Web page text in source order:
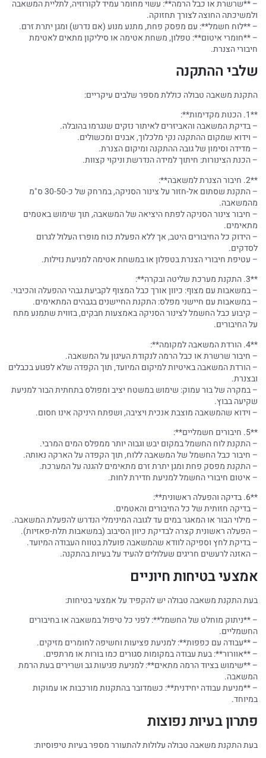
– **שרשרת או כבל הרמה**: עשוי מחומר עמיד לקורוזיה, לתליית המשאבה
ולמשיכתה החוצה לצורך תחזוקה.
– **לוח חשמל**: עם מפסק פחת, מתנע מנוע (אם נדרש) ומגן יתרת זרם.
– **חומרי איטום**: טפלון, משחת אטימה או סיליקון מתאים לאטימת
חיבורי הצנרת.
שלבי ההתקנה
התקנת משאבה טבולה כוללת מספר שלבים עיקריים:
**1. הכנות מקדימות**:
– בדיקת המשאבה והאביזרים לאיתור נזקים שנגרמו בהובלה.
– וידוא שמקום ההתקנה נקי מלכלוך, אבנים ומכשולים.
– מדידה וסימון של גובה ההתקנה ומיקום הצנרת.
– הכנת הצינורות: חיתוך למידה הנדרשת וניקוי קצוות.
**2. חיבור הצנרת למשאבה**:
– התקנת שסתום אל-חזור על צינור הסניקה, במרחק של כ-30-50 ס"מ
מהמשאבה.
– חיבור צינור הסניקה לפתח היציאה של המשאבה, תוך שימוש באטמים
מתאימים.
– הידוק כל החיבורים היטב, אך ללא הפעלת כוח מופרז העלול לגרום
לסדקים.
– עטיפת חיבורי הצנרת בטפלון או במשחת אטימה למניעת נזילות.
**3. התקנת מערכת שליטה ובקרה**:
– במשאבות עם מצוף: כיוון אורך כבל המצוף לקביעת גבהי ההפעלה והכיבוי.
– במשאבות עם חיישני מפלס: התקנת החיישנים בגבהים המתאימים.
– קיבוע כבל החשמל לצינור הסניקה באמצעות חבקים, בזווית שתמנע מתח
על החיבורים.
**4. הורדת המשאבה למקומה**:
– חיבור שרשרת או כבל הרמה לנקודת העיגון על המשאבה.
– הורדת המשאבה באיטיות למיקום המיועד, תוך הקפדה שלא לפגוע בכבלים
ובצנרת.
– במקרה של בור עמוק: שימוש במשטח יציב ומפולס בתחתית הבור למניעת
שקיעה בבוץ.
– וידוא שהמשאבה מוצבת אנכית ויציבה, ושפתח היניקה אינו חסום.
**5. חיבורים חשמליים**:
– התקנת לוח החשמל במקום יבש וגבוה יותר ממפלס המים המרבי.
– חיבור כבל החשמל של המשאבה ללוח, תוך הקפדה על הארקה נאותה.
– התקנת מפסק פחת ומגן יתרת זרם מתאימים להגנה על המערכת.
– איטום חיבורי החשמל למניעת חדירת לחות.
**6. בדיקה והפעלה ראשונית**:
– בדיקה חזותית של כל החיבורים והאטמים.
– מילוי הבור או המאגר במים עד לגובה המינימלי הנדרש להפעלת המשאבה.
– הפעלה ראשונית קצרה לבדיקת כיוון הסיבוב (במשאבות תלת-פאזיות).
– בדיקת לחץ וספיקה לוודא שהמשאבה פועלת בטווח העבודה המיועד.
– האזנה לרעשים חריגים שעלולים להעיד על בעיות בהתקנה.
אמצעי בטיחות חיוניים
בעת התקנת משאבה טבולה יש להקפיד על אמצעי בטיחות:
– **ניתוק מוחלט של החשמל**: לפני כל טיפול במשאבה או בחיבורים
החשמליים.
– **עבודה עם כפפות**: למניעת פציעות וחשיפה לחומרים מזיקים.
– **אוורור**: בעת עבודה במקומות סגורים כמו בורות או מרתפים.
– **שימוש בציוד הרמה מתאים**: למניעת פגיעות גב ושרירים בעת הרמת
המשאבה.
– **מניעת עבודה יחידנית**: כשמדובר בהתקנות מורכבות או עמוקות
במיוחד.
פתרון בעיות נפוצות
בעת התקנת משאבה טבולה עלולות להתעורר מספר בעיות טיפוסיות: